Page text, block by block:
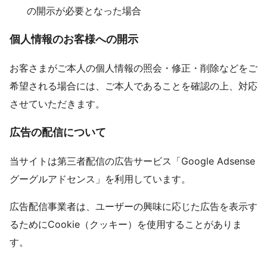
の開示が必要となった場合
個人情報のお客様への開示
お客さまがご本人の個人情報の照会・修正・削除などをご
希望される場合には、ご本人であることを確認の上、対応
させていただきます。
広告の配信について
当サイトは第三者配信の広告サービス「Google Adsense
グーグルアドセンス」を利用しています。
広告配信事業者は、ユーザーの興味に応じた広告を表示す
るためにCookie（クッキー）を使用することがありま
す。